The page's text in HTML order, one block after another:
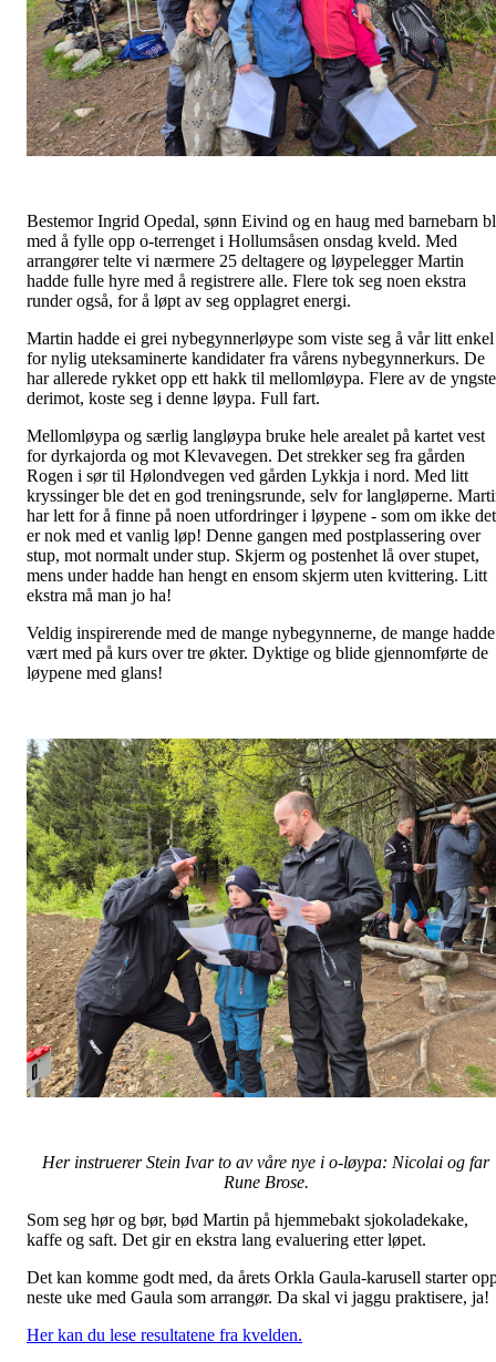
Bestemor Ingrid Opedal, sønn Eivind og en haug med barnebarn
med å fylle opp o-terrenget i Hollumsåsen onsdag kveld. Med
arrangører telte vi nærmere 25 deltagere og løypelegger Martin
hadde fulle hyre med å registrere alle. Flere tok seg noen ekstra
runder også, for å løpt av seg opplagret energi.
Martin hadde ei grei nybegynnerløype som viste seg å vår litt enkel
for nylig uteksaminerte kandidater fra vårens nybegynnerkurs. De
har allerede rykket opp ett hakk til mellomløypa. Flere av de yngste
derimot, koste seg i denne løypa. Full fart.
Mellomløypa og særlig langløypa bruke hele arealet på kartet vest
for dyrkajorda og mot Klevavegen. Det strekker seg fra gården
Rogen i sør til Hølondvegen ved gården Lykkja i nord. Med litt
kryssinger ble det en god treningsrunde, selv for langløperne.
har lett for å finne på noen utfordringer i løypene - som om ikke det
er nok med et vanlig løp! Denne gangen med postplassering over
stup, mot normalt under stup. Skjerm og postenhet lå over stupet,
mens under hadde han hengt en ensom skjerm uten kvittering. Litt
ekstra må man jo ha!
Veldig inspirerende med de mange nybegynnerne, de mange hadde
vært med på kurs over tre økter. Dyktige og blide gjennomførte de
løypene med glans!
Her instruerer Stein Ivar to av våre nye i o-løypa: Nicolai og far
Rune Brose.
Som seg hør og bør, bød Martin på hjemmebakt sjokoladekake,
kaffe og saft. Det gir en ekstra lang evaluering etter løpet.
Det kan komme godt med, da årets Orkla Gaula-karusell starter
neste uke med Gaula som arrangør. Da skal vi jaggu praktisere, ja!
Her kan du lese resultatene fra kvelden.